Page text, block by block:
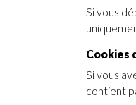
Si vous
Cookies
Si vous
contient